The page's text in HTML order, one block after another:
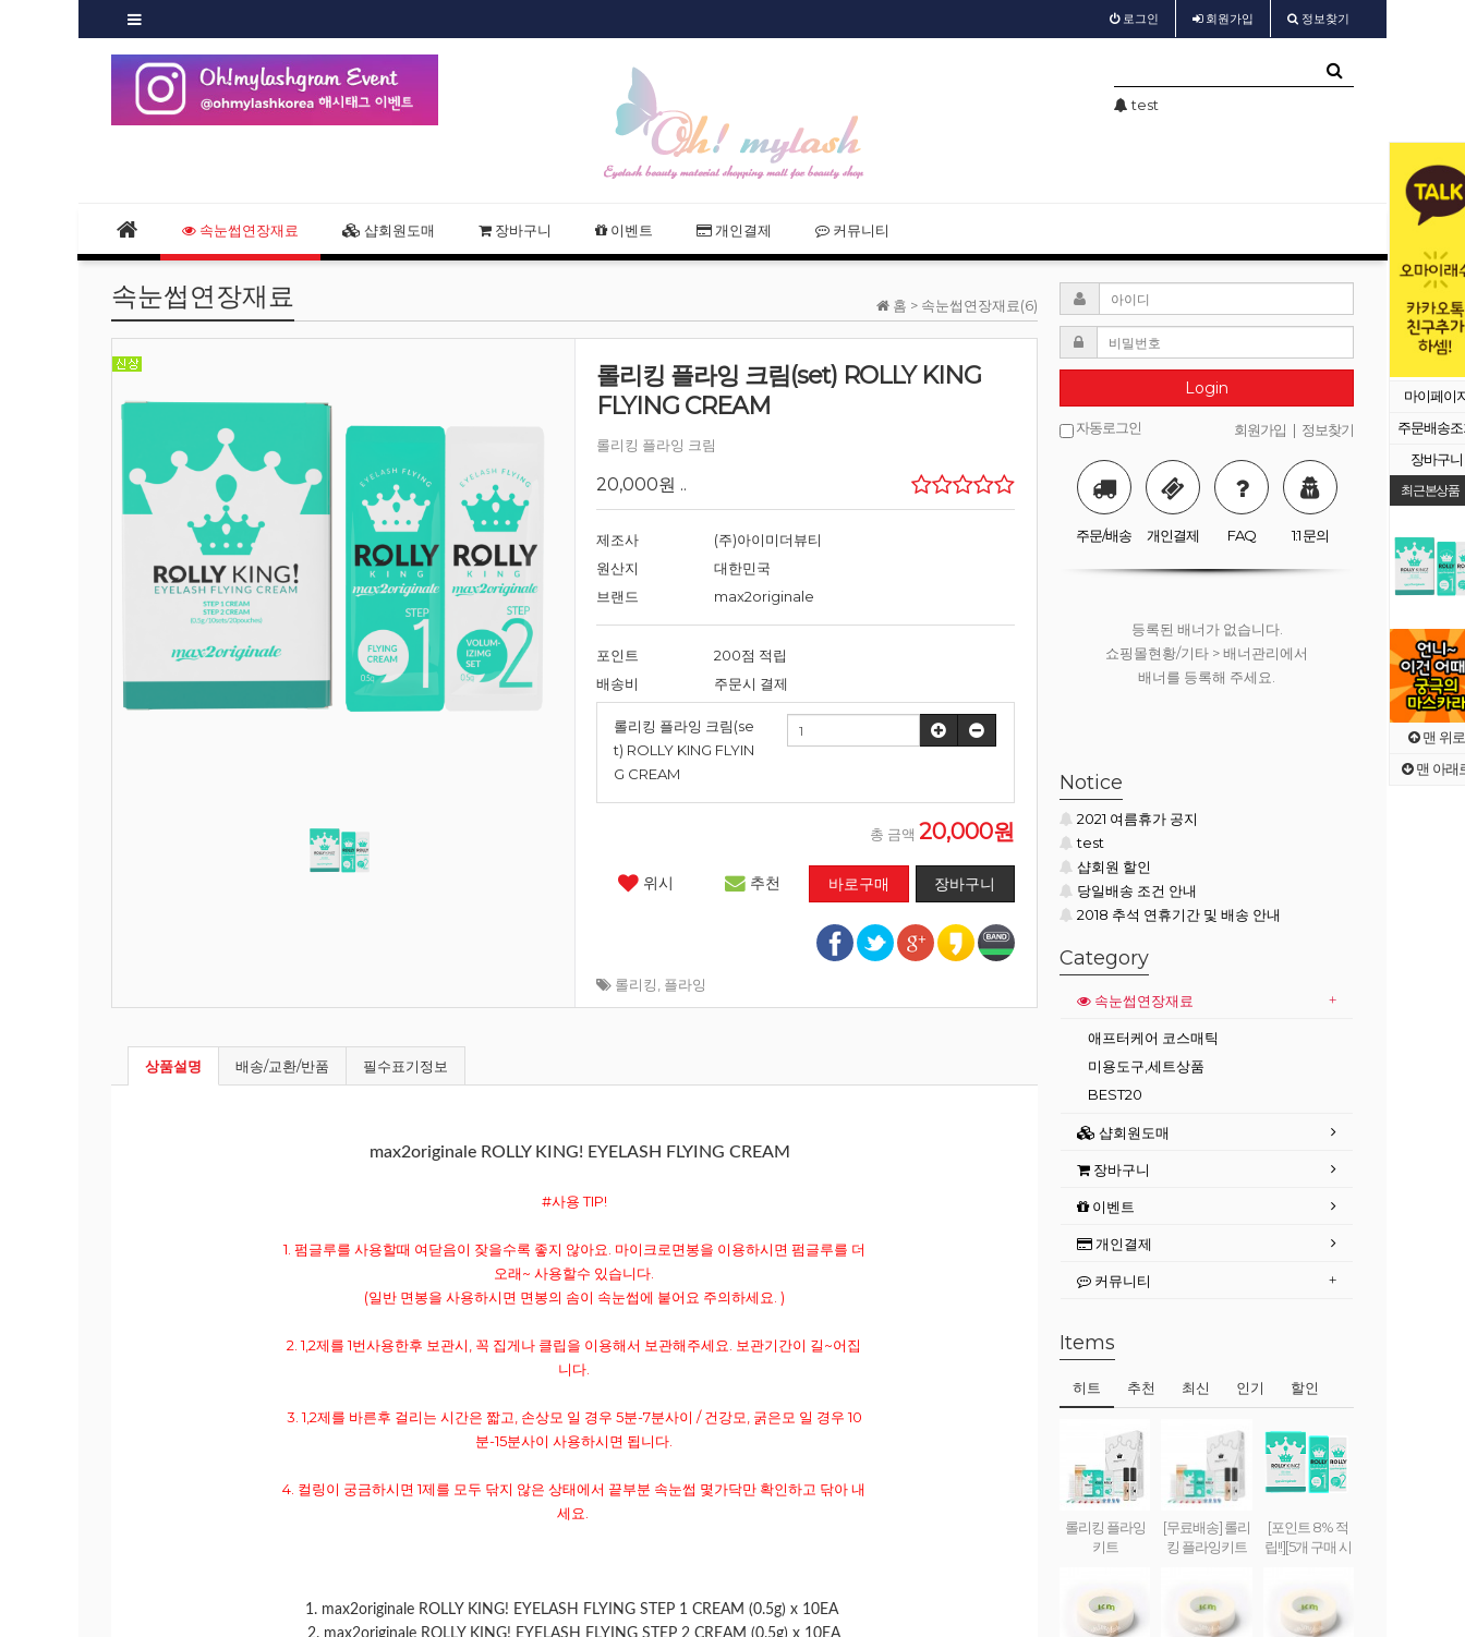
마이페이
주문배송
장바구니
최근본상품
맨 위로
맨 아래
로그인 회원가입 정보찾기
샵회원 할인 test
속눈썹연장재료 샵회원도매 장바구니 이벤트 개인결제 커뮤니티
홈 > 속눈썹연장재료(6)
속눈썹연장재료
롤리킹 플라잉 크림(set) ROLLY KING
FLYING CREAM
롤리킹 플라잉 크림
20,000원 ..
제조사
(주)아이미더뷰티
원산지
대한민국
브랜드
max2originale
포인트
200점 적립
배송비
주문시 결제
롤리킹 플라잉 크림(se
t) ROLLY KING FLYIN
G CREAM
총 금액 20,000원
위시 추천
롤리킹 플라잉
상품설명 배송/교환/반품 필수표기정보
max2originale ROLLY KING! EYELASH FLYING CREAM
#사용 TIP!
1. 펌글루를 사용할때 여닫음이 잦을수록 좋지 않아요. 마이크로면봉을 이용하시면 펌글루를 더
오래~ 사용할수 있습니다.
(일반 면봉을 사용하시면 면봉의 솜이 속눈썹에 붙어요 주의하세요. )
2. 1,2제를 1번사용한후 보관시, 꼭 집게나 클립을 이용해서 보관해주세요. 보관기간이 길~어집
니다.
3. 1,2제를 바른후 걸리는 시간은 짧고, 손상모 일 경우 5분-7분사이 / 건강모, 굵은모 일 경우 10
분-15분사이 사용하시면 됩니다.
4. 컬링이 궁금하시면 1제를 모두 닦지 않은 상태에서 끝부분 속눈썹 몇가닥만 확인하고 닦아 내
세요.
1. max2originale ROLLY KING! EYELASH FLYING STEP 1 CREAM (0.5g) x 10EA
2. max2originale ROLLY KING! EYELASH FLYING STEP 2 CREAM (0.5g) x 10EA
Login
자동로그인 회원가입 | 정보찾기
주문/배송 개인결제 FAQ 1:1 문의
등록된 배너가 없습니다.
쇼핑몰현황/기타 > 배너관리에서
배너를 등록해 주세요.
등록된 배너가 없습니다.
쇼핑몰현황/기타 > 배너관리에서
배너를 등록해 주세요.
쇼핑몰현황/기타 > 배너관리에서
배너를 등록해 주세요.
Notice
2021 여름휴가 공지
test
샵회원 할인
당일배송 조건 안내
2018 추석 연휴기간 및 배송 안내
Category
속눈썹연장재료
애프터케어 코스매틱
미용도구,세트상품
BEST20
샵회원도매
장바구니
이벤트
개인결제
커뮤니티
Items
히트 추천 최신 인기 할인
롤리킹 플라잉
키트
[무료배송] 롤리
킹 플라잉키트
[포인트 8% 적
립!!][5개 구매 시
(set) ROLLY KI
NG FLYING CR